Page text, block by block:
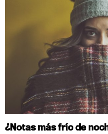
¿Notas más frío de